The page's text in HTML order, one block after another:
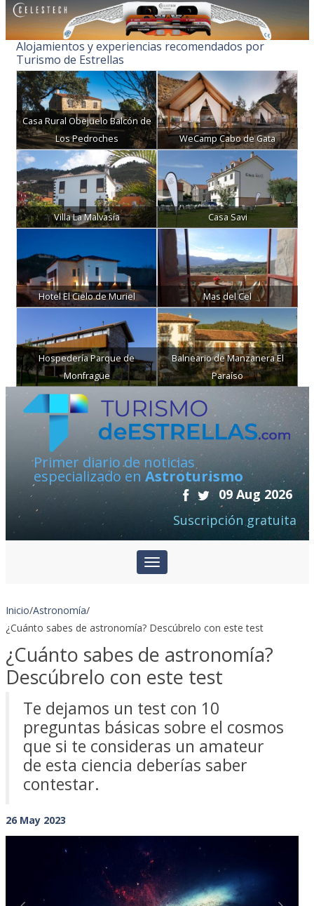
Alojamientos y experiencias recomendados por
Turismo de Estrellas
Casa Rural Obejuelo Balcón de
Los Pedroches
WeCamp Cabo de Gata
Villa La Malvasía Casa Savi
Hotel El Cielo de Muriel Mas del Cel
Hospedería Parque de
Monfragüe
Balneario de Manzanera El
Paraíso
Primer diario de noticias
especializado en Astroturismo
09 Aug 2026
Suscripción gratuita
Inicio/Astronomía/
¿Cuánto sabes de astronomía? Descúbrelo con este test
¿Cuánto sabes de astronomía?
Descúbrelo con este test
Te dejamos un test con 10
preguntas básicas sobre el cosmos
que si te consideras un amateur
de esta ciencia deberías saber
contestar.
26 May 2023
Previous